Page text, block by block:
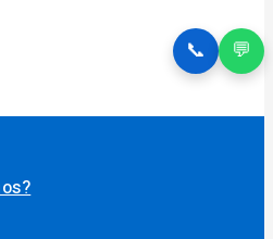
📞 💬